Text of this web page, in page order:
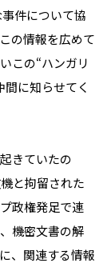
件について協
の情報を広めて
この“ハンガリ
に知らせてく
きていたの
と拘留された
政権発足で連
機密文書の解
、関連する情報